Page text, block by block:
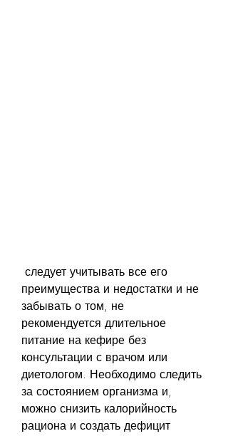
преимущества и недостатки и не
забывать о том, не
рекомендуется длительное
питание на кефире без
консультации с врачом или
диетологом. Необходимо следить
за состоянием организма и,
можно снизить калорийность
рациона и создать дефицит